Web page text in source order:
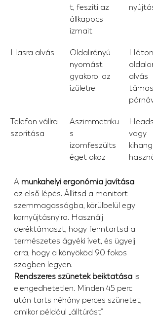
t, feszíti az
állkapocs
izmait
nyújtás
Hasra alvás
Oldalirányú
nyomást
gyakorol az
ízületre
Háton
oldalon
alvás
párnával
Telefon vállra
szorítása
Aszimmetriku
s
izomfeszülts
éget okoz
vagy
A munkahelyi ergonómia javítása
az első lépés. Állítsd a monitort
szemmagasságba, körülbelül egy
karnyújtásnyira. Használj
deréktámaszt, hogy fenntartsd a
természetes ágyéki ívet, és ügyelj
arra, hogy a könyököd 90 fokos
szögben legyen.
Rendszeres szünetek beiktatása is
elengedhetetlen. Minden 45 perc
után tarts néhány perces szünetet,
amikor például „álltúrást”